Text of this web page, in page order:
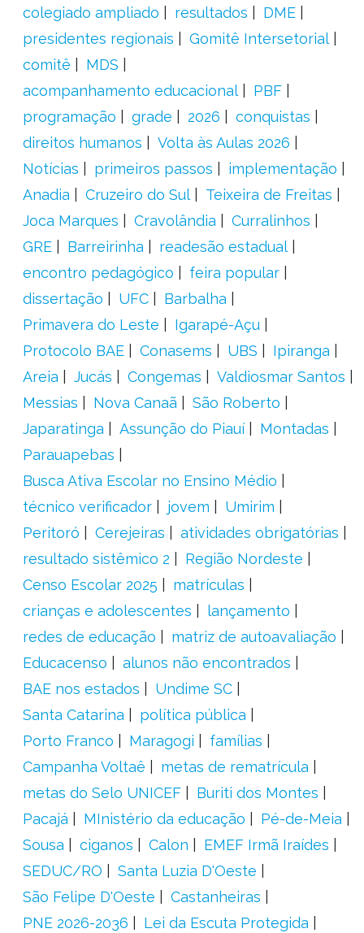
colegiado ampliado resultados
DME
presidentes regionais
Gomitê Intersetorial
comitê
MDS
acompanhamento educacional
PBF
programação
grade 2026
conquistas
direitos humanos
Volta às Aulas 2026
Notícias
primeiros passos
implementação
Anadia
Cruzeiro do Sul
Teixeira de Freitas
Joca Marques
Cravolândia
Curralinhos
GRE
Barreirinha
readesão estadual
encontro pedagógico
feira popular
dissertação
UFC
Barbalha
Primavera do Leste
Igarapé-Açu
Protocolo BAE
Conasems UBS
Ipiranga
Areia
Jucás Congemas
Valdiosmar Santos
Messias
Nova Canaã
São Roberto
Japaratinga
Assunção do Piauí
Montadas
Parauapebas
Busca Ativa Escolar no Ensino Médio
técnico verificador
jovem
Umirim
Peritoró
Cerejeiras
atividades obrigatórias
resultado sistêmico 2
Região Nordeste
Censo Escolar 2025
matrículas
crianças e adolescentes
lançamento
redes de educação
matriz de autoavaliação
Educacenso
alunos não encontrados
BAE nos estados
Undime SC
Santa Catarina
política pública
Porto Franco
Maragogi
famílias
Campanha Voltaê
metas de rematrícula
metas do Selo UNICEF
Buriti dos Montes
Pacajá
MInistério da educação
Pé-de-Meia
Sousa
ciganos Calon
EMEF Irmã Iraídes
SEDUC/RO
Santa Luzia D'Oeste
São Felipe D'Oeste
Castanheiras
PNE 2026-2036
Lei da Escuta Protegida